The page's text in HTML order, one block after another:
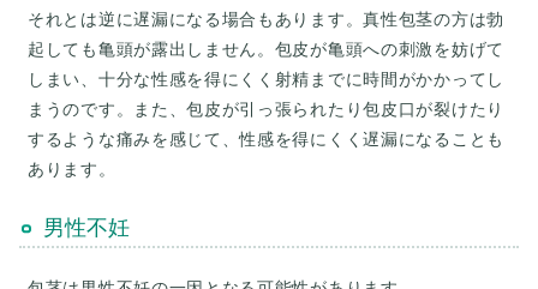
それとは逆に遅漏になる場合もあります。真性包茎の方は勃
起しても亀頭が露出しません。包皮が亀頭への刺激を妨げて
しまい、十分な性感を得にくく射精までに時間がかかってし
まうのです。また、包皮が引っ張られたり包皮口が裂けたり
するような痛みを感じて、性感を得にくく遅漏になることも
男性不妊